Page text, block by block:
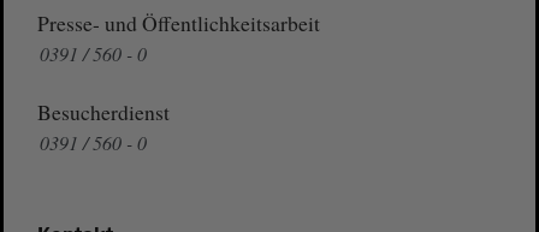
Presse- und Öffentlichkeitsarbeit
0391 / 560 - 0
Besucherdienst
0391 / 560 - 0